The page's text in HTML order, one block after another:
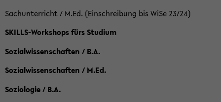
Sachunterricht / M.Ed. (Einschreibung bis WiSe 23/24)
SKILLS-Workshops fürs Studium
Sozialwissenschaften / B.A.
Sozialwissenschaften / M.Ed.
Soziologie / B.A.